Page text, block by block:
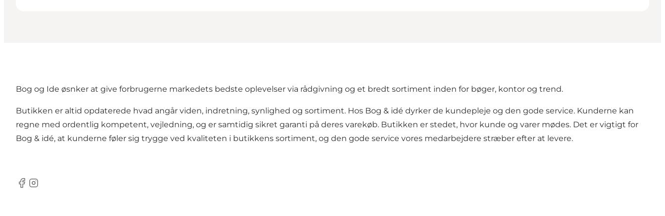
Bog og Ide øsnker at give forbrugerne markedets bedste oplevelser via rådgivning og et bredt sortiment inden for bøger, kontor og trend.
Butikken er altid opdaterede hvad angår viden, indretning, synlighed og sortiment. Hos Bog & idé dyrker de kundepleje og den gode service. Kunderne kan
regne med ordentlig kompetent, vejledning, og er samtidig sikret garanti på deres varekøb. Butikken er stedet, hvor kunde og varer mødes. Det er vigtigt for
Bog & idé, at kunderne føler sig trygge ved kvaliteten i butikkens sortiment, og den gode service vores medarbejdere stræber efter at levere.
Facebook
Instagram